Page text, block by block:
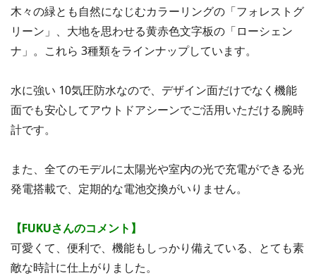
木々の緑とも⾃然になじむカラーリングの「フォレストグ
リーン」、⼤地を思わせる⻩⾚色⽂字板の「ローシェン
ナ」。これら 3種類をラインナップしています。
水に強い 10気圧防水なので、デザイン面だけでなく機能
面でも安心してアウトドアシーンでご活用いただける腕時
計です。
また、全てのモデルに太陽光や室内の光で充電ができる光
発電搭載で、定期的な電池交換がいりません。
【FUKUさんのコメント】
可愛くて、便利で、機能もしっかり備えている、とても素
敵な時計に仕上がりました。